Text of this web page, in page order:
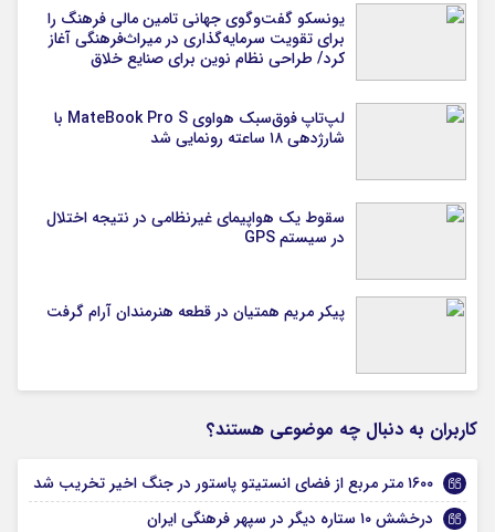
یونسکو گفت‌وگوی جهانی تامین مالی فرهنگ را
برای تقویت سرمایه‌گذاری در میراث‌فرهنگی آغاز
کرد/ طراحی نظام نوین برای صنایع خلاق
لپ‌تاپ فوق‌سبک هواوی MateBook Pro S با
شارژدهی ۱۸ ساعته رونمایی شد
سقوط یک هواپیمای غیرنظامی در نتیجه اختلال
در سیستم‌ GPS
پیکر مریم همتیان در قطعه هنرمندان آرام گرفت
کاربران به دنبال چه موضوعی هستند؟
۱۶۰۰ متر مربع از فضای انستیتو پاستور در جنگ اخیر تخریب شد
درخشش ۱۰ ستاره دیگر در سپهر فرهنگی ایران